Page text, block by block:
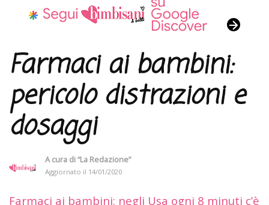
Farmaci ai bambini:
pericolo distrazioni e
dosaggi
A cura di“La Redazione”
Aggiornato il 14/01/2020
Farmaci ai bambini: negli Usa ogni 8 minuti c’è